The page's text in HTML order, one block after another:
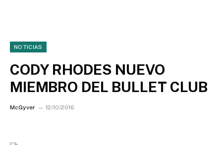
NOTICIAS
CODY RHODES NUEVO
MIEMBRO DEL BULLET CLUB
McGyver 12/10/2016